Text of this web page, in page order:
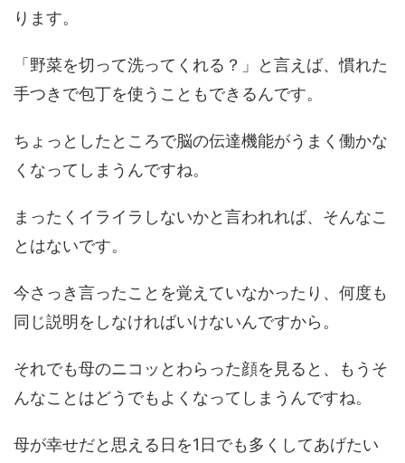
ります。
「野菜を切って洗ってくれる？」と言えば、慣れた
手つきで包丁を使うこともできるんです。
ちょっとしたところで脳の伝達機能がうまく働かな
くなってしまうんですね。
まったくイライラしないかと言われれば、そんなこ
とはないです。
今さっき言ったことを覚えていなかったり、何度も
同じ説明をしなければいけないんですから。
それでも母のニコッとわらった顔を見ると、もうそ
んなことはどうでもよくなってしまうんですね。
母が幸せだと思える日を1日でも多くしてあげたい